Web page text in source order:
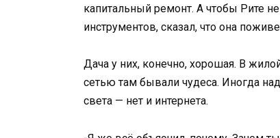
капитальный ремонт. А чтобы Рите
инструментов, сказал, что она
Дача у них, конечно, хорошая. В
сетью там бывали чудеса. Иногда
света — нет и интернета.